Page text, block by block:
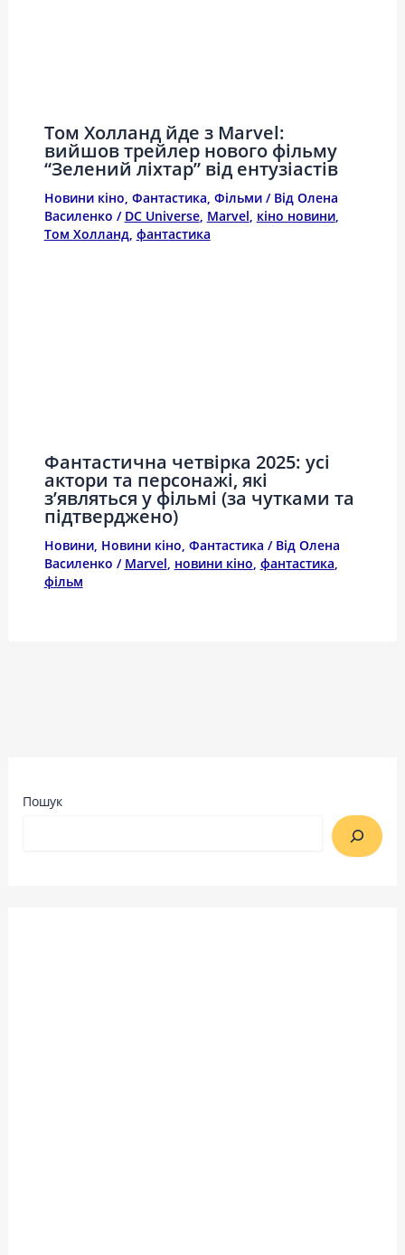
Том Холланд йде з Marvel:
вийшов трейлер нового фільму
“Зелений ліхтар” від ентузіастів
Новини кіно Фантастика Фільми/ Від Олена
Василенко / DC Universe, Marvel кіно новини,
Том Холланд, фантастика
Фантастична четвірка 2025: усі
актори та персонажі, які
з’являться у фільмі (за чутками та
підтверджено)
Новини, Новини кіно, Фантастика / Від Олена
Василенко / Marvel, новини кіно, фантастика,
фільм
Пошук